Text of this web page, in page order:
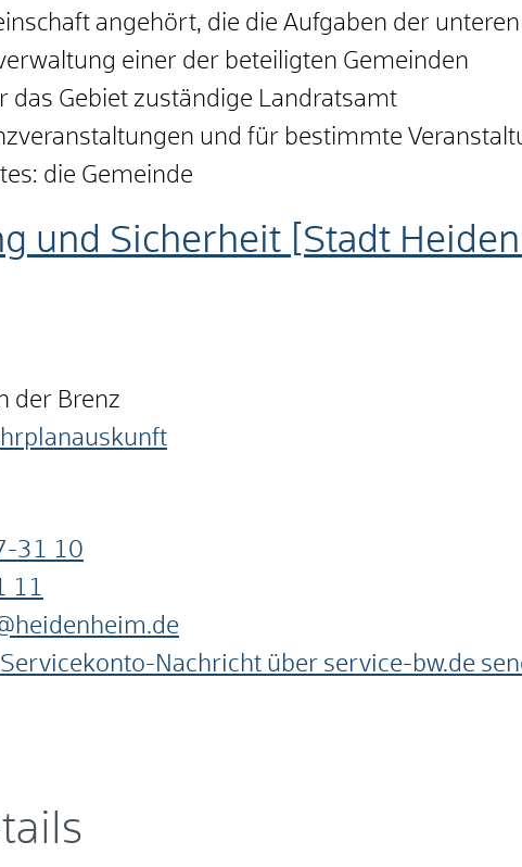
angehört, die die Aufgaben der
einer der beteiligten Gemeinden
das Gebiet zuständige Landratsamt
und für bestimmte
die Gemeinde
und Sicherheit [Stadt
der Brenz
31 10
11
Nachricht über service-bw.de